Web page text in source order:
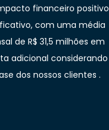
financeiro positivo
com uma média
de R$ 31,5 milhões em
adicional considerando
dos nossos clientes .